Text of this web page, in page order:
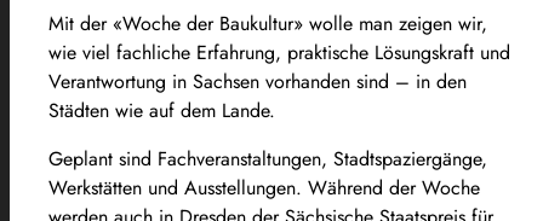
Mit der «Woche der Baukultur» wolle man zeigen wir,
wie viel fachliche Erfahrung, praktische Lösungskraft und
Verantwortung in Sachsen vorhanden sind – in den
Städten wie auf dem Lande.
Geplant sind Fachveranstaltungen, Stadtspaziergänge,
Werkstätten und Ausstellungen. Während der Woche